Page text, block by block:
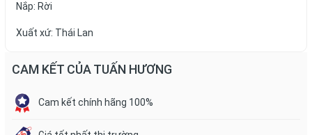
Nắp: Rời
Xuất xứ: Thái Lan
CAM KẾT CỦA TUẤN HƯƠNG
Cam kết chính hãng 100%